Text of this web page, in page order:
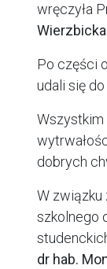
wręczyła
Wierzbicka
Po części
udali się
dobrych
W związku
szkolnego
dr hab.